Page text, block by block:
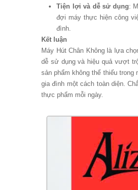
Tiện lợi và dễ sử dụng:
đợi máy thực hiện công
đình.
Kết luận
Máy Hút Chân Không là lựa
dễ sử dụng và hiệu quả vượt
sản phẩm không thể thiếu
gia đình một cách toàn diện.
thực phẩm mỗi ngày.